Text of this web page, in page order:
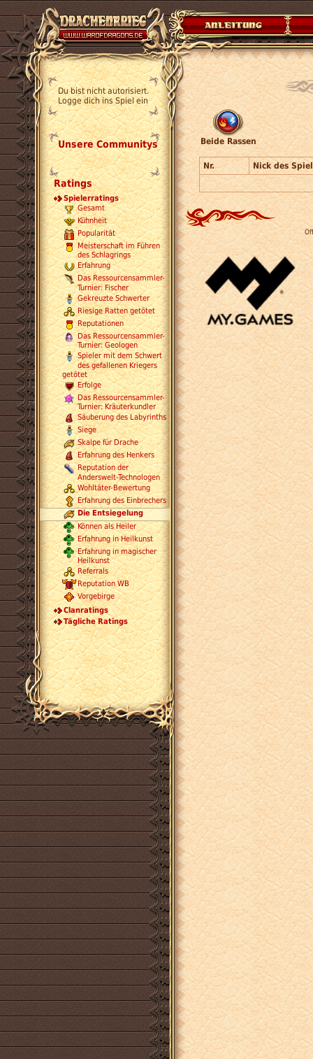
Du bist nicht autorisiert.
Logge dich ins Spiel ein
Unsere Communitys
Ratings
Spielerratings
Gesamt
Kühnheit
Popularität
Meisterschaft im Führen
des Schlagrings
Erfahrung
Das Ressourcensammler-
Turnier: Fischer
Gekreuzte Schwerter
Riesige Ratten getötet
Reputationen
Das Ressourcensammler-
Turnier: Geologen
Spieler mit dem Schwert
des gefallenen Kriegers
getötet
Erfolge
Das Ressourcensammler-
Turnier: Kräuterkundler
Säuberung des Labyrinths
Siege
Skalpe für Drache
Erfahrung des Henkers
Reputation der
Anderswelt-Technologen
Wohltäter-Bewertung
Erfahrung des Einbrechers
Die Entsiegelung
Können als Heiler
Erfahrung in Heilkunst
Erfahrung in magischer
Heilkunst
Referrals
Reputation WB
Vorgebirge
Clanratings
Tägliche Ratings
Beide Rassen
Nr. Nick des